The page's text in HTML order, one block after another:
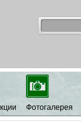
Фотогалерея